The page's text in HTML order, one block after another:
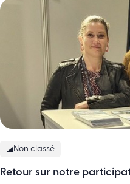
partage et de mise en
été ravis de prendre le
curieux venus à notre
essentielles … Continued
Non classé
Retour sur notre